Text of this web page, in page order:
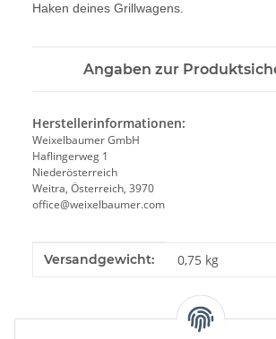
Haken deines Grillwagens.
Angaben zur
Herstellerinformationen:
Weixelbaumer GmbH
Haflingerweg 1
Niederösterreich
Weitra, Österreich, 3970
office@weixelbaumer.com
Produkteigenschaft
Wert
Versandgewicht: 0,75 kg